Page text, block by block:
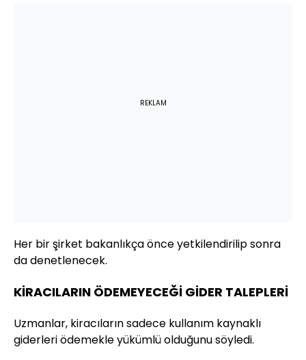
REKLAM
Her bir şirket bakanlıkça önce yetkilendirilip sonra
da denetlenecek.
KİRACILARIN ÖDEMEYECEĞİ GİDER TALEPLERİ
Uzmanlar, kiracıların sadece kullanım kaynaklı
giderleri ödemekle yükümlü olduğunu söyledi.